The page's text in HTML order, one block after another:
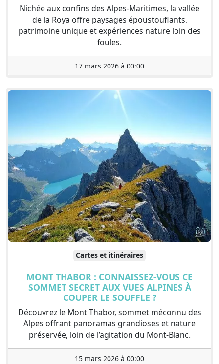
Nichée aux confins des Alpes-Maritimes, la vallée
de la Roya offre paysages époustouflants,
patrimoine unique et expériences nature loin des
foules.
17 mars 2026 à 00:00
Cartes et itinéraires
MONT THABOR : CONNAISSEZ-VOUS CE
SOMMET SECRET AUX VUES ALPINES À
COUPER LE SOUFFLE ?
Découvrez le Mont Thabor, sommet méconnu des
Alpes offrant panoramas grandioses et nature
préservée, loin de l’agitation du Mont-Blanc.
15 mars 2026 à 00:00